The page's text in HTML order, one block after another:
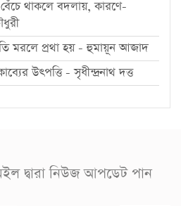
থাকলে বদলায়, কারণে-
মরলে প্রথা হয় - হুমায়ূন আজাদ
উৎপত্তি - সৃধীন্দ্রনাথ দত্ত
দ্বারা নিউজ আপডেট পান